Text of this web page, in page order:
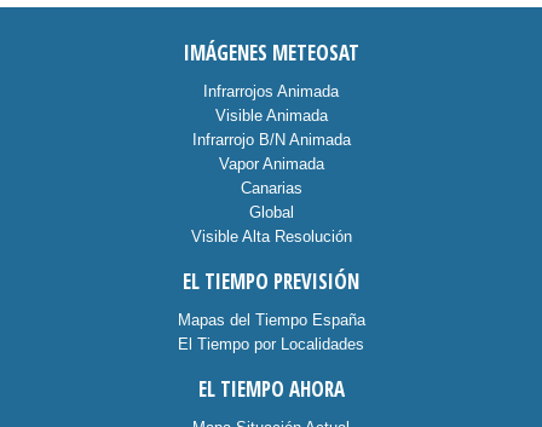
IMÁGENES METEOSAT
Infrarrojos Animada
Visible Animada
Infrarrojo B/N Animada
Vapor Animada
Canarias
Global
Visible Alta Resolución
EL TIEMPO PREVISIÓN
Mapas del Tiempo España
El Tiempo por Localidades
EL TIEMPO AHORA